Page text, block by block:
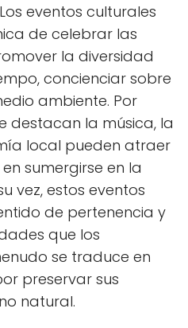
eventos culturales
de celebrar las
la diversidad
concienciar sobre
ambiente. Por
destacan la música, la
local pueden atraer
sumergirse en la
vez, estos eventos
de pertenencia y
que los
se traduce en
preservar sus
natural.